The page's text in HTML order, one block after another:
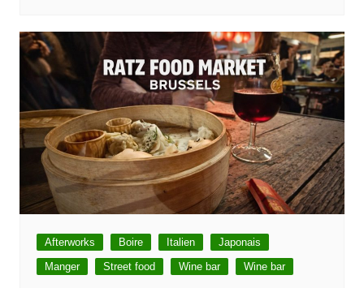
Afterworks Boire Italien
Japonais
Manger
Street food Wine bar Wine bar